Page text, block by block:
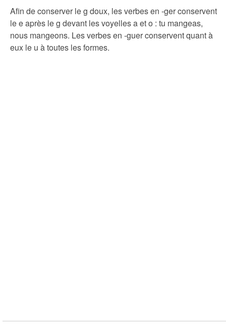
Afin de conserver le g doux, les verbes en -ger conservent
le e après le g devant les voyelles a et o : tu mangeas,
nous mangeons. Les verbes en -guer conservent quant à
eux le u à toutes les formes.